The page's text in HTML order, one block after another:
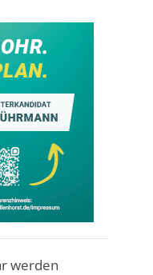
werden